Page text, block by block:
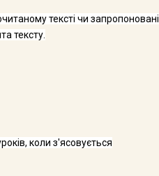
тексті чи запропоновані
тексту.
коли з'ясовується